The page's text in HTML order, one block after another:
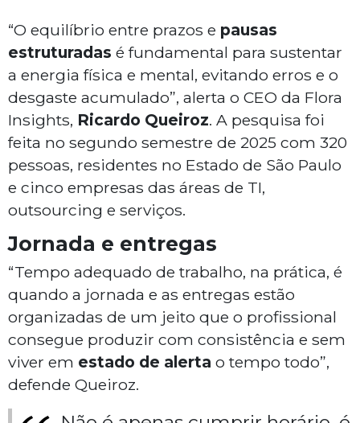
“O equilíbrio entre prazos e pausas
estruturadas é fundamental para sustentar
a energia física e mental, evitando erros e o
desgaste acumulado”, alerta o CEO da Flora
Insights, Ricardo Queiroz. A pesquisa foi
feita no segundo semestre de 2025 com 320
pessoas, residentes no Estado de São Paulo
e cinco empresas das áreas de TI,
outsourcing e serviços.
Jornada e entregas
“Tempo adequado de trabalho, na prática, é
quando a jornada e as entregas estão
organizadas de um jeito que o profissional
consegue produzir com consistência e sem
viver em estado de alerta o tempo todo”,
defende Queiroz.